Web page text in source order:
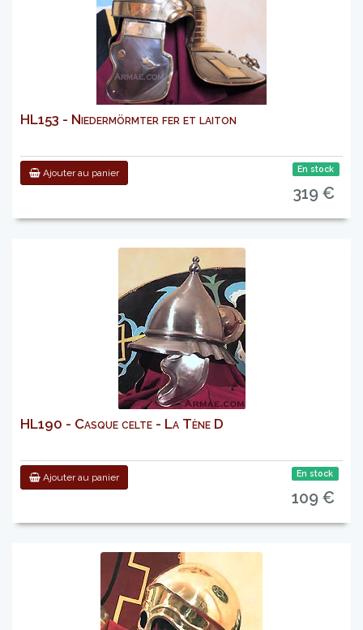
HL153 - Niedermörmter fer et laiton
Ajouter au panier En stock
319 €
HL190 - Casque celte - La Tène D
Ajouter au panier En stock
109 €